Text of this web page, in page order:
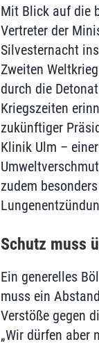
Mit Blick auf die
Vertreter der
Silvesternacht
Zweiten
durch die
Kriegszeiten
zukünftiger
Klinik Ulm –
zudem
Schutz muss
Ein generelles
muss ein
Verstöße gegen
„Wir dürfen aber